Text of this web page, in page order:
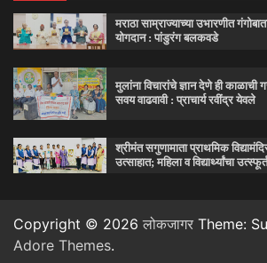
मराठा साम्राज्याच्या उभारणीत
योगदान : पांडुरंग बलकवडे
मुलांना विचारांचे ज्ञान देणे ही काळाची
सवय वाढवावी : प्राचार्य रवींद्र येवले
श्रीमंत सगुणामाता प्राथमिक
उत्साहात; महिला व विद्यार्थ्यांचा
Copyright © 2026 लोकजागर Theme:
Adore Themes.